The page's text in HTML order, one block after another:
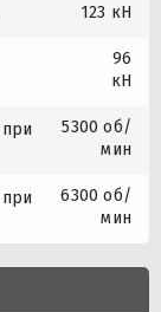
123 кН
96
кН
5300 об/
мин
6300 об/
мин